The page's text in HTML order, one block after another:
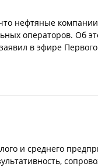
нефтяные
операторов. Об
в эфире
и среднего